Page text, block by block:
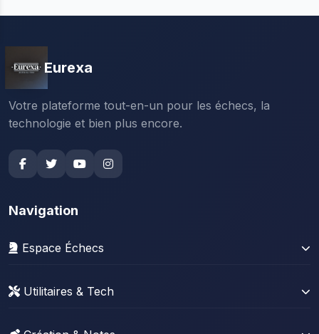
Eurexa
Votre plateforme tout-en-un pour les échecs, la
technologie et bien plus encore.
Navigation
Espace Échecs
Stats Lichess
Utilitaires & Tech